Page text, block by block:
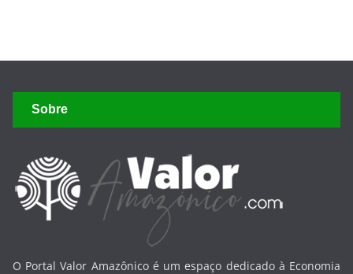
Sobre
O Portal Valor Amazônico é um espaço dedicado à Economia